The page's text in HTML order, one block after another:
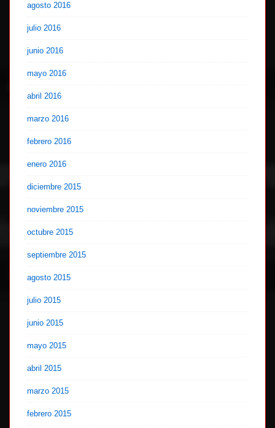
agosto 2016
julio 2016
junio 2016
mayo 2016
abril 2016
marzo 2016
febrero 2016
enero 2016
diciembre 2015
noviembre 2015
octubre 2015
septiembre 2015
agosto 2015
julio 2015
junio 2015
mayo 2015
abril 2015
marzo 2015
febrero 2015